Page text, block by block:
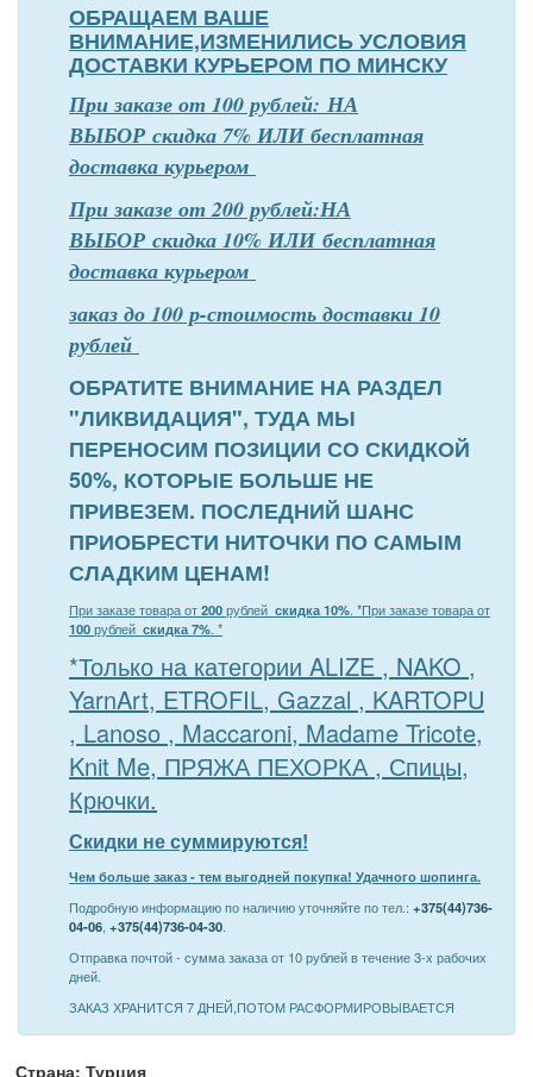
ОБРАЩАЕМ ВАШЕ
ВНИМАНИЕ,ИЗМЕНИЛИСЬ УСЛОВИЯ
ДОСТАВКИ КУРЬЕРОМ ПО МИНСКУ
При заказе от 100 рублей: НА
ВЫБОР скидка 7% ИЛИ бесплатная
доставка курьером
При заказе от 200 рублей:НА
ВЫБОР скидка 10% ИЛИ бесплатная
доставка курьером
заказ до 100 р-стоимость доставки 10
рублей
ОБРАТИТЕ ВНИМАНИЕ НА РАЗДЕЛ
"ЛИКВИДАЦИЯ", ТУДА МЫ
ПЕРЕНОСИМ ПОЗИЦИИ СО СКИДКОЙ
50%, КОТОРЫЕ БОЛЬШЕ НЕ
ПРИВЕЗЕМ. ПОСЛЕДНИЙ ШАНС
ПРИОБРЕСТИ НИТОЧКИ ПО САМЫМ
СЛАДКИМ ЦЕНАМ!
При заказе товара от200рублей скидка 10%. *При заказе товара от
100рублей скидка 7%. *
*Только на категории ALIZE , NAKO ,
YarnArt, ETROFIL, Gazzal , KARTOPU
, Lanoso , Maccaroni, Madame Tricote,
Knit Me, ПРЯЖА ПЕХОРКА , Спицы,
Крючки.
Скидки не суммируются!
Чем больше заказ - тем выгодней покупка! Удачного шопинга.
Подробную информацию по наличию уточняйте по тел.: +375(44)736-
04-06, +375(44)736-04-30.
Отправка почтой - сумма заказа от 10 рублей в течение 3-х рабочих
дней.
ЗАКАЗ ХРАНИТСЯ 7 ДНЕЙ,ПОТОМ РАСФОРМИРОВЫВАЕТСЯ
Страна: Турция